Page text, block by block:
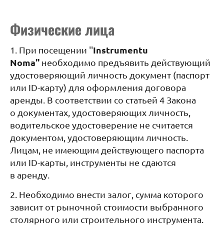
Физические лица
1. При посещении ''Instrumentu
Noma'' необходимо предъявить действующий
удостоверяющий личность документ (паспорт
или ID-карту) для оформления договора
аренды. В соответствии со статьей 4 Закона
о документах, удостоверяющих личность,
водительское удостоверение не считается
документом, удостоверяющим личность.
Лицам, не имеющим действующего паспорта
или ID-карты, инструменты не сдаются
в аренду.
2. Необходимо внести залог, сумма которого
зависит от рыночной стоимости выбранного
столярного или строительного инструмента.